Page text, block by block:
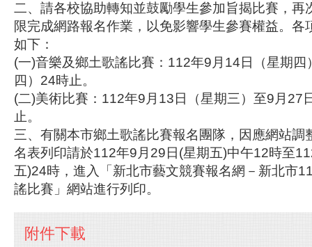
二、請各校協助轉知並鼓勵學生參加旨揭比賽，再
限完成網路報名作業，以免影響學生參賽權益。各
如下：
(一)音樂及鄉土歌謠比賽：112年9月14日（星期四
四）24時止。
(二)美術比賽：112年9月13日（星期三）至9月27
止。
三、有關本市鄉土歌謠比賽報名團隊，因應網站調
名表列印請於112年9月29日(星期五)中午12時至
五)24時，進入「新北市藝文競賽報名網－新北市
謠比賽」網站進行列印。
附件下載